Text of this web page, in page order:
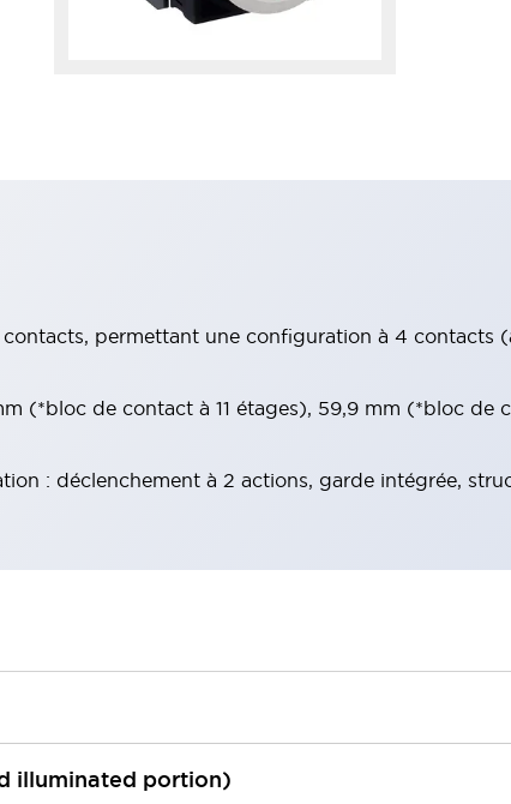
permettant une configuration à 4 contacts
(*bloc de contact à 11 étages), 59,9 mm (*bloc de
: déclenchement à 2 actions, garde intégrée,
illuminated portion)